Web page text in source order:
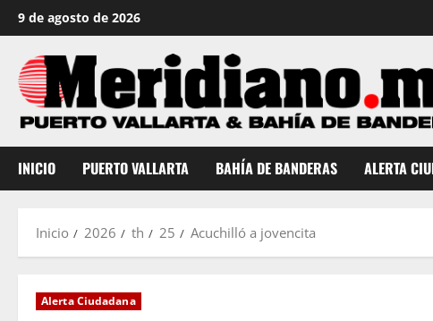
Saltar
al
contenido
9 de agosto de 2026
INICIO PUERTO VALLARTA BAHÍA DE BANDERAS ALERTA
Inicio 2026 th 25 Acuchilló a jovencita
Alerta Ciudadana